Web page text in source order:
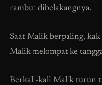
rambut dibelakangnya.
Saat Malik berpaling,
Malik melompat ke
Berkali-kali Malik turun